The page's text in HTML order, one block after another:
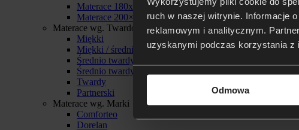
ruch w naszej witrynie. Informacje
reklamowym i analitycznym.
uzyskanymi podczas korzystania z
Odmowa
Materace 180x200
Materace 200×200
Materace wg. Twardości
Miękki
Miękki / średnio twardy
Średnio twardy
Średnio twardy / twardy
Twardy
Partnerski
Materace wg. Marki
Comforteo
Dorelan